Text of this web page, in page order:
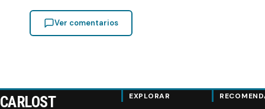
Ver comentarios
CARLOST EXPLORAR